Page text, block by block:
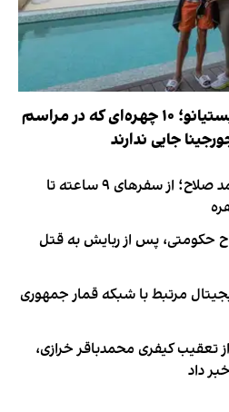
لیست ممنوعه کریستیانو؛ ۱۰ چهره‌ای که در مراسم
جایی ندارند
روایت فداکاری‌های محمد صلاح؛ از سفرهای ۹ ساعته تا
حکومتی، پس از ربایش به قتل
مرتبط با شبکه قمار جمهوری
تعقیب کیفری محمدباقر خرازی،
داد